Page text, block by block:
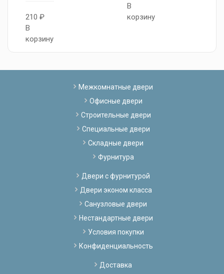
210 ₽
В
корзину
В
корзину
Межкомнатные двери
Офисные двери
Строительные двери
Специальные двери
Складные двери
Фурнитура
Двери с фурнитурой
Двери эконом класса
Санузловые двери
Нестандартные двери
Условия покупки
Конфиденциальность
Доставка